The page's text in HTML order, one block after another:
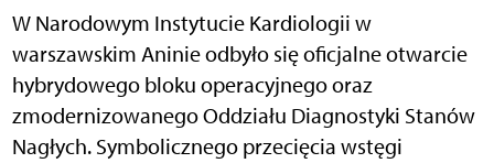
W Narodowym Instytucie Kardiologii w
warszawskim Aninie odbyło się oficjalne otwarcie
hybrydowego bloku operacyjnego oraz
zmodernizowanego Oddziału Diagnostyki Stanów
Nagłych. Symbolicznego przecięcia wstęgi